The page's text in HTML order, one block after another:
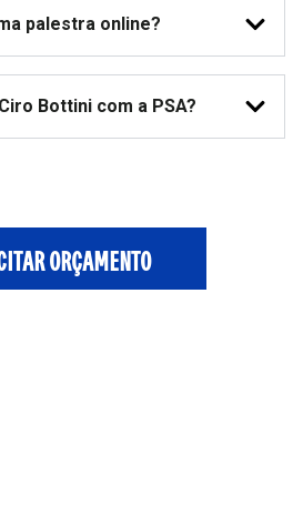
palestra online?
Bottini com a PSA?
ORÇAMENTO